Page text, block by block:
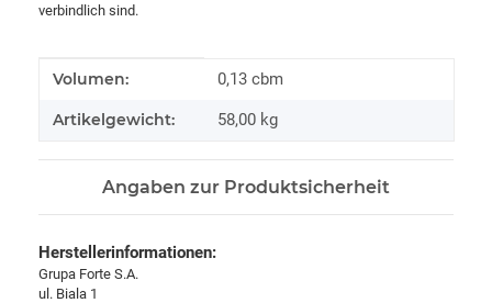
verbindlich sind.
Produkteigenschaft
Wert
Volumen: 0,13 cbm
Artikelgewicht: 58,00 kg
Angaben zur Produktsicherheit
Herstellerinformationen:
Grupa Forte S.A.
ul. Biala 1